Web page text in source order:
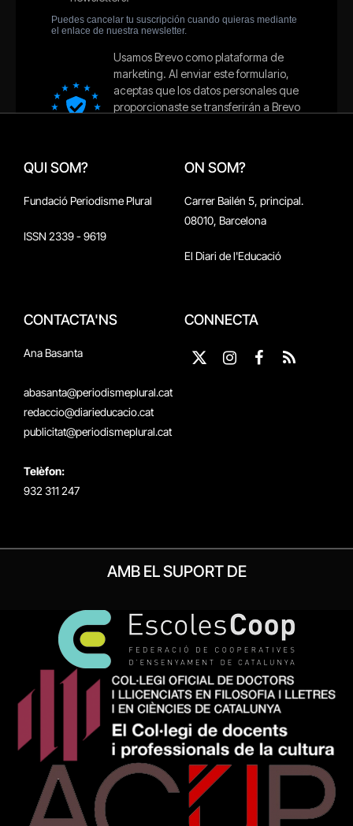
QUI SOM?
Fundació Periodisme Plural
ISSN 2339 - 9619
ON SOM?
Carrer Bailén 5, principal.
08010, Barcelona
El Diari de l'Educació
CONTACTA'NS
Ana Basanta
abasanta@periodismeplural.cat
redaccio@diarieducacio.cat
publicitat@periodismeplural.cat
Telèfon:
932 311 247
CONNECTA
X
Instagram
Facebook
RSS
AMB EL SUPORT DE